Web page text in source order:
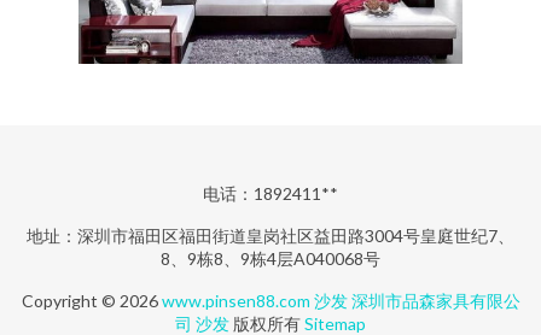
电话：1892411**
地址：深圳市福田区福田街道皇岗社区益田路3004号皇庭世纪7、
8、9栋8、9栋4层A040068号
Copyright © 2026www.pinsen88.com 沙发 深圳市品森家具有限公
司 沙发 版权所有Sitemap